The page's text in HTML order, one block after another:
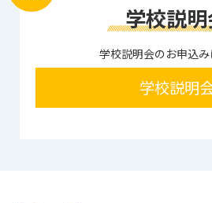
学校説
学校説明会のお申込み
学校説明